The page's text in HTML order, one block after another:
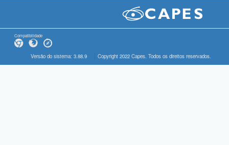
Compatibilidade
Versão do sistema: 3.88.9 Copyright 2022 Capes. Todos os direitos reservados.